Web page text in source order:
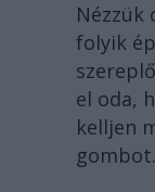
Nézzük
folyik
el oda,
kelljen
gombot.